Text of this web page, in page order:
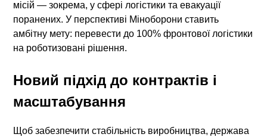
місій — зокрема, у сфері логістики та евакуації
поранених. У перспективі Міноборони ставить
амбітну мету: перевести до 100% фронтової логістики
на роботизовані рішення.
Новий підхід до контрактів і
масштабування
Щоб забезпечити стабільність виробництва, держава